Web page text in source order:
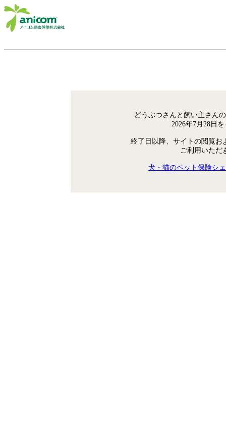
どうぶつさんと飼い主さん
2026年7月28日
終了日以降、サイトの閲覧お
ご利用いただ
犬・猫のペット保険シ